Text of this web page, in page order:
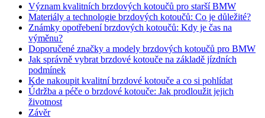
Význam kvalitních brzdových kotoučů pro starší BMW
Materiály a technologie brzdových kotoučů: Co je důležité?
Známky opotřebení brzdových kotoučů: Kdy je čas na
výměnu?
Doporučené značky a modely brzdových kotoučů pro BMW
Jak správně vybrat brzdové kotouče na základě jízdních
podmínek
Kde nakoupit kvalitní brzdové kotouče a co si pohlídat
Údržba a péče o brzdové kotouče: Jak prodloužit jejich
životnost
Závěr